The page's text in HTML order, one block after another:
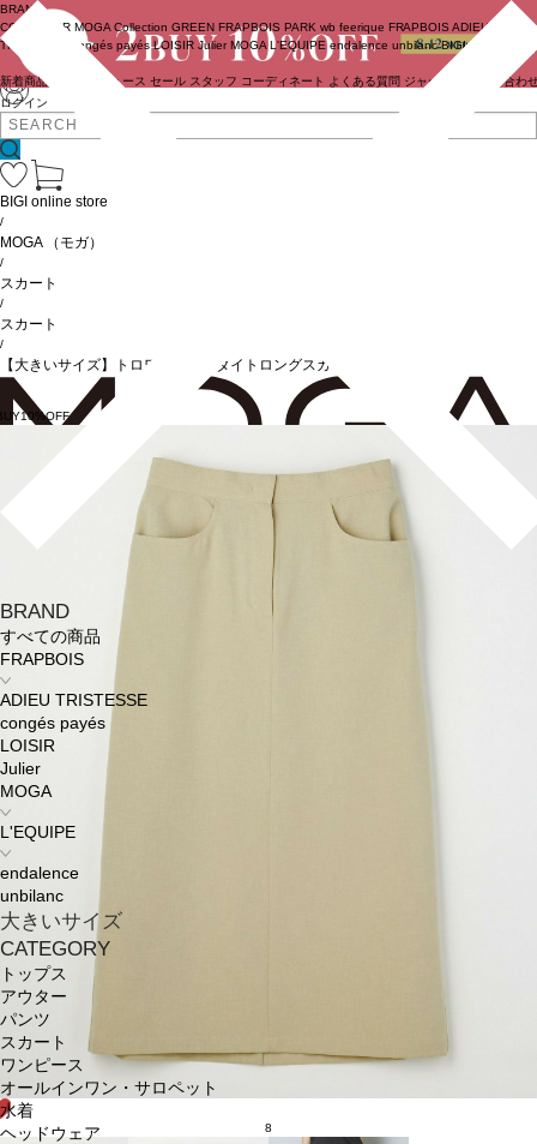
ログイン
BRAND
COUTURIER MOGA Collection GREEN FRAPBOIS PARK wb feerique FRAPBOIS ADIEU
TRISTESSE
congés payés LOISIR Julier MOGA L'EQUIPE endalence unbilanc BIGI online store
新着商品 ニュース セール スタッフ コーディネート よくある質問 ジャーナル お問い合わ
BRAND
すべての商品
FRAPBOIS
ADIEU TRISTESSE
congés payés
LOISIR
Julier
MOGA
L'EQUIPE
endalence
unbilanc
大きいサイズ
CATEGORY
トップス
アウター
パンツ
スカート
ワンピース
オールインワン・サロペット
水着
ヘッドウェア
BIGI online store
/
MOGA （モガ）
/
スカート
/
スカート
/
【大きいサイズ】トロワッシャータイトロングスカート
8